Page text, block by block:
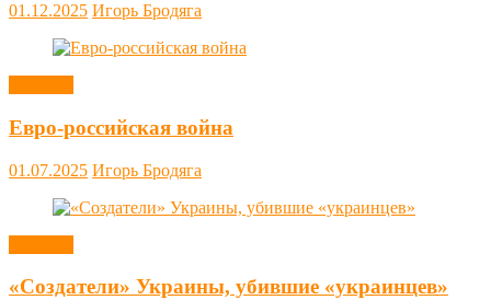
01.12.2025 Игорь Бродяга
Евро-российская война
01.07.2025 Игорь Бродяга
«Создатели» Украины, убившие «украинцев»